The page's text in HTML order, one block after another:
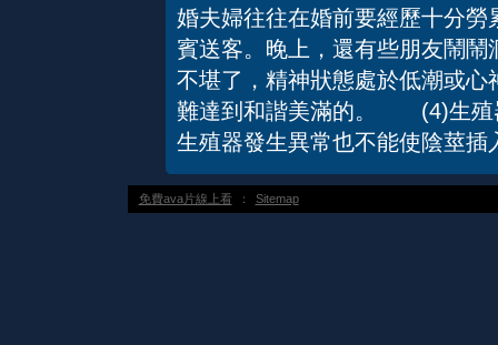
婚夫婦往往在婚前要經歷十分
賓送客。晚上，還有些朋友鬧
不堪了，精神狀態處於低潮或
難達到和諧美滿的。 (4)生殖
生殖器發生異常也不能使陰莖
免費ava片線上看 ： Sitemap